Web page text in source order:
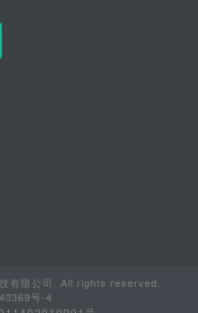
有限公司. All rights reserved.
号-4